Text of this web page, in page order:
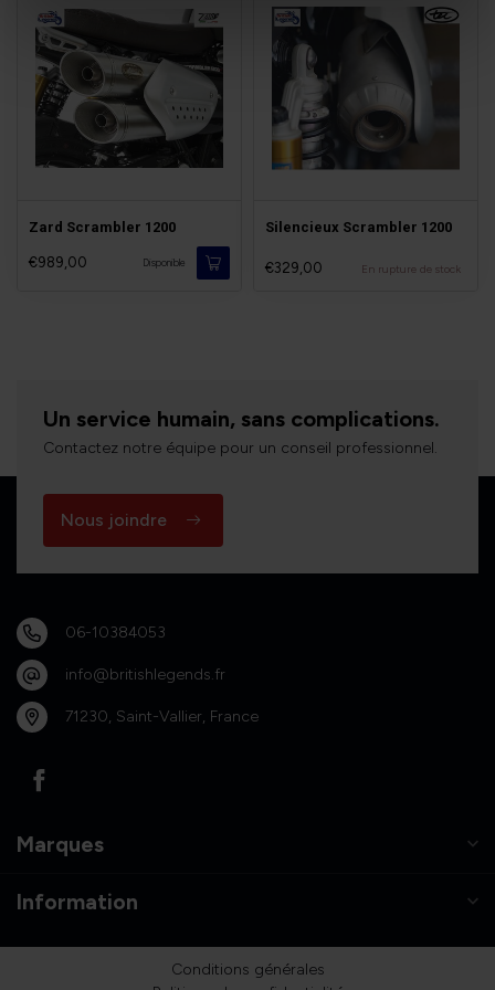
Zard Scrambler 1200
€989,00 Disponible
Silencieux Scrambler 1200
€329,00 En rupture de stock
Un service humain, sans complications.
Contactez notre équipe pour un conseil professionnel.
Nous joindre
06-10384053
info@britishlegends.fr
71230, Saint-Vallier, France
Marques
Information
Conditions générales